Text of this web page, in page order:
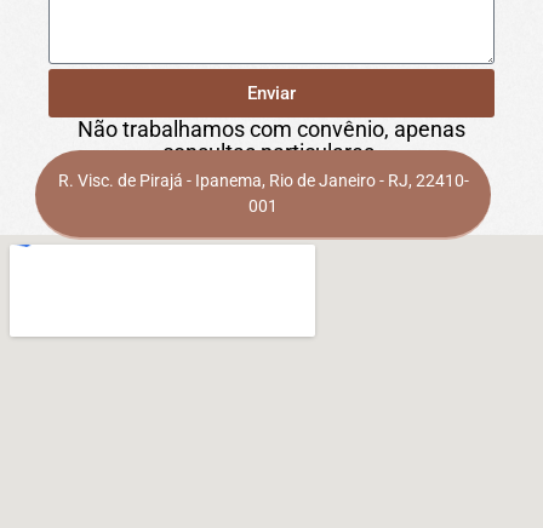
Enviar
Não trabalhamos com convênio, apenas
consultas particulares.
R. Visc. de Pirajá - Ipanema, Rio de Janeiro - RJ, 22410-
001